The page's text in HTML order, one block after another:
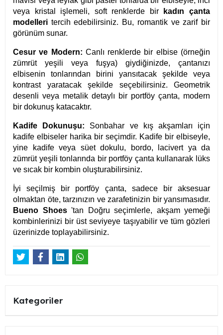
veya kristal işlemeli, soft renklerde bir
kadın çanta
modelleri tercih edebilirsiniz. Bu, romantik ve zarif bir
görünüm sunar.
Cesur ve Modern: Canlı renklerde bir elbise (örneğin
zümrüt yeşili veya fuşya) giydiğinizde, çantanızı
elbisenin tonlarından birini yansıtacak şekilde veya
kontrast yaratacak şekilde seçebilirsiniz. Geometrik
desenli veya metalik detaylı bir portföy çanta, modern
bir dokunuş katacaktır.
Kadife Dokunuşu: Sonbahar ve kış akşamları için
kadife elbiseler harika bir seçimdir. Kadife bir elbiseyle,
yine kadife veya süet dokulu, bordo, lacivert ya da
zümrüt yeşili tonlarında bir portföy çanta kullanarak lüks
ve sıcak bir kombin oluşturabilirsiniz.
İyi seçilmiş bir portföy çanta, sadece bir aksesuar
olmaktan öte, tarzınızın ve zarafetinizin bir yansımasıdır.
Bueno Shoes'tan Doğru seçimlerle, akşam yemeği
kombinlerinizi bir üst seviyeye taşıyabilir ve tüm gözleri
üzerinizde toplayabilirsiniz.
Kategoriler